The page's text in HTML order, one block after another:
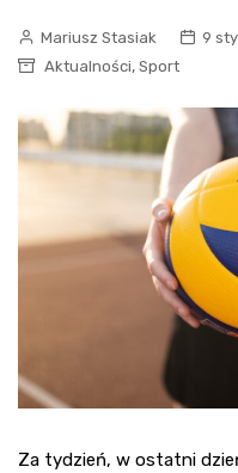
Mariusz Stasiak
9
Aktualności, Sport
Za tydzień, w ostatni